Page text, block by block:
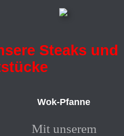
Steaks und
Wok-Pfanne
Mit unserem